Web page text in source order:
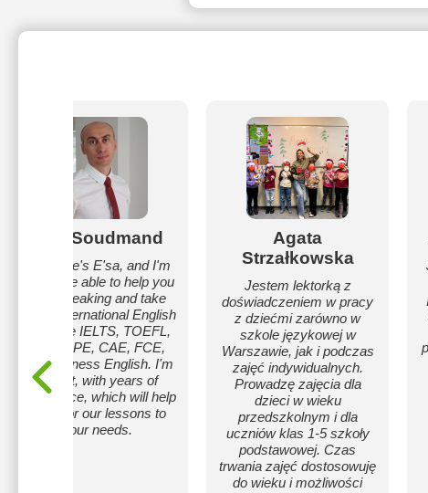
Eisa Soudmand
My name's E'sa, and I'm
glad to be able to help you
start speaking and take
part in international English
tests like IELTS, TOEFL,
PTE, CPE, CAE, FCE,
and business English. I'm
patient, with years of
experience, which will help
me tailor our lessons to
your needs.
Agata
Strzałkowska
Jestem lektorką z
doświadczeniem w pracy
z dziećmi zarówno w
szkole językowej w
Warszawie, jak i podczas
zajęć indywidualnych.
Prowadzę zajęcia dla
dzieci w wieku
przedszkolnym i dla
uczniów klas 1-5 szkoły
podstawowej. Czas
trwania zajęć dostosowuję
do wieku i możliwości